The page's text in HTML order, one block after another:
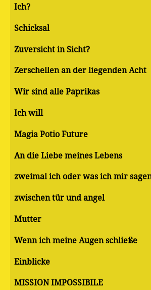
Ich?
Schicksal
Zuversicht in Sicht?
Zerschellen an der liegenden Acht
Wir sind alle Paprikas
Ich will
Magia Potio Future
An die Liebe meines Lebens
zweimal ich oder was ich mir
zwischen tür und angel
Mutter
Wenn ich meine Augen schließe
Einblicke
MISSION IMPOSSIBILE